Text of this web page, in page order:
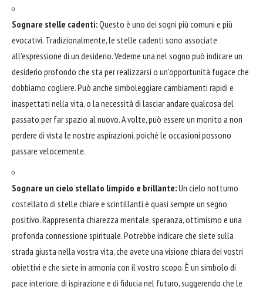
Sognare stelle cadenti:Questo è uno dei sogni più comuni e più
evocativi. Tradizionalmente, le stelle cadenti sono associate
all'espressione di un desiderio. Vederne una nel sogno può indicare un
desiderio profondo che sta per realizzarsi o un'opportunità fugace che
dobbiamo cogliere. Può anche simboleggiare cambiamenti rapidi e
inaspettati nella vita, o la necessità di lasciar andare qualcosa del
passato per far spazio al nuovo. A volte, può essere un monito a non
perdere di vista le nostre aspirazioni, poiché le occasioni possono
passare velocemente.
Sognare un cielo stellato limpido e brillante:Un cielo notturno
costellato di stelle chiare e scintillanti è quasi sempre un segno
positivo. Rappresenta chiarezza mentale, speranza, ottimismo e una
profonda connessione spirituale. Potrebbe indicare che siete sulla
strada giusta nella vostra vita, che avete una visione chiara dei vostri
obiettivi e che siete in armonia con il vostro scopo. È un simbolo di
pace interiore, di ispirazione e di fiducia nel futuro, suggerendo che le